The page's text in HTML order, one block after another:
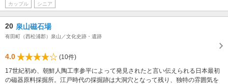
カップル シニア
20 泉山磁石場
有田町（西松浦郡）泉山／文化史跡・遺跡
4.0
(10件)
17世紀初め、朝鮮人陶工李参平によって発見されたと言い伝えられる日本最初
の磁器原料採掘所。江戸時代の採掘跡は大洞穴となって残り、独特の雰囲気を